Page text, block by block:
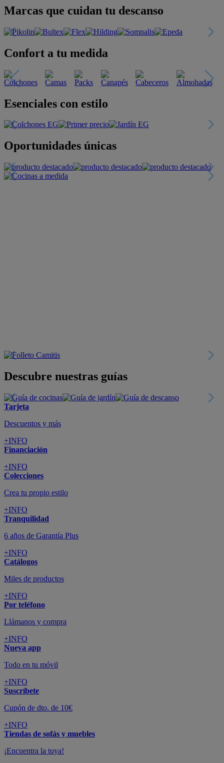
Marcas que cuidan tu descanso
Confort a tu medida
Esenciales con estilo
Oportunidades únicas
Descubre nuestras guías
Tarjeta
Descuentos y más
+INFO
Financiación
+INFO
Colecciones
Crea tu propio estilo
+INFO
Tranquilidad
6 años de Garantía Plus
+INFO
Catálogos
Miles de productos
+INFO
Por teléfono
Llámanos y compra
+INFO
Nueva app
Todo en tu móvil
+INFO
Suscríbete
Cupón de dto. de 10€
+INFO
Tiendas de sofás y muebles
¡Encuentra la tuya!